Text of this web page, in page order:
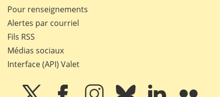
Pour renseignements
Alertes par courriel
Fils RSS
Médias sociaux
Interface (API) Valet